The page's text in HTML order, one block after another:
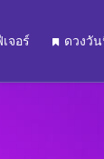
จอร์ ดวงวั